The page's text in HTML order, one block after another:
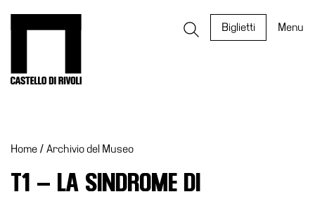
Biglietti Menu
Eventi
Archivi
Home / Archivio del Museo
T1 – LA SINDROME DI